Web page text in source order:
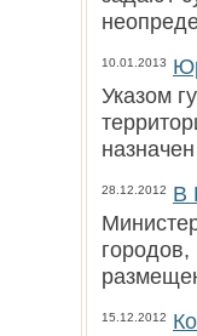
10.01.2013
Указом
28.12.2012
В
15.12.2012